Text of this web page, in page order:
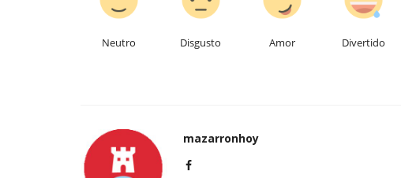
Neutro Disgusto Amor Divertido
mazarronhoy